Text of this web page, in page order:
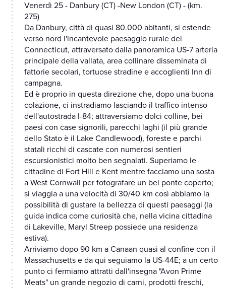
Venerdì 25 - Danbury (CT) -New London (CT) - (km.
275)
Da Danbury, città di quasi 80.000 abitanti, si estende
verso nord l'incantevole paesaggio rurale del
Connecticut, attraversato dalla panoramica US-7 arteria
principale della vallata, area collinare disseminata di
fattorie secolari, tortuose stradine e accoglienti Inn di
campagna.
Ed è proprio in questa direzione che, dopo una buona
colazione, ci instradiamo lasciando il traffico intenso
dell'autostrada I-84; attraversiamo dolci colline, bei
paesi con case signorili, parecchi laghi (il più grande
dello Stato è il Lake Candlewood), foreste e parchi
statali ricchi di cascate con numerosi sentieri
escursionistici molto ben segnalati. Superiamo le
cittadine di Fort Hill e Kent mentre facciamo una sosta
a West Cornwall per fotografare un bel ponte coperto;
si viaggia a una velocità di 30/40 km così abbiamo la
possibilità di gustare la bellezza di questi paesaggi (la
guida indica come curiosità che, nella vicina cittadina
di Lakeville, Maryl Streep possiede una residenza
estiva).
Arriviamo dopo 90 km a Canaan quasi al confine con il
Massachusetts e da qui seguiamo la US-44E; a un certo
punto ci fermiamo attratti dall'insegna "Avon Prime
Meats" un grande negozio di carni, prodotti freschi,